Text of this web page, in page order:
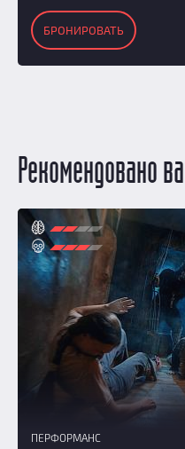
БРОНИРОВАТЬ
Рекомендовано
ПЕРФОРМАНС